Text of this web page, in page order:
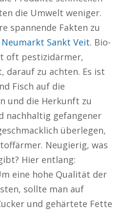
die Umwelt weniger.
spannende Fakten zu
Sankt Veit. Bio-
oft pestizidärmer,
darauf zu achten. Es ist
Fisch auf die
und die Herkunft zu
nachhaltig gefangener
überlegen,
Neugierig, was
Hier entlang:
eine hohe Qualität der
sollte man auf
und gehärtete Fette